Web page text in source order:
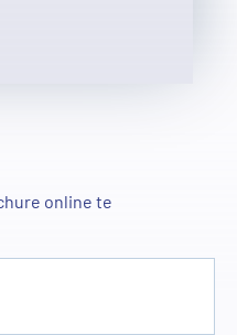
online te